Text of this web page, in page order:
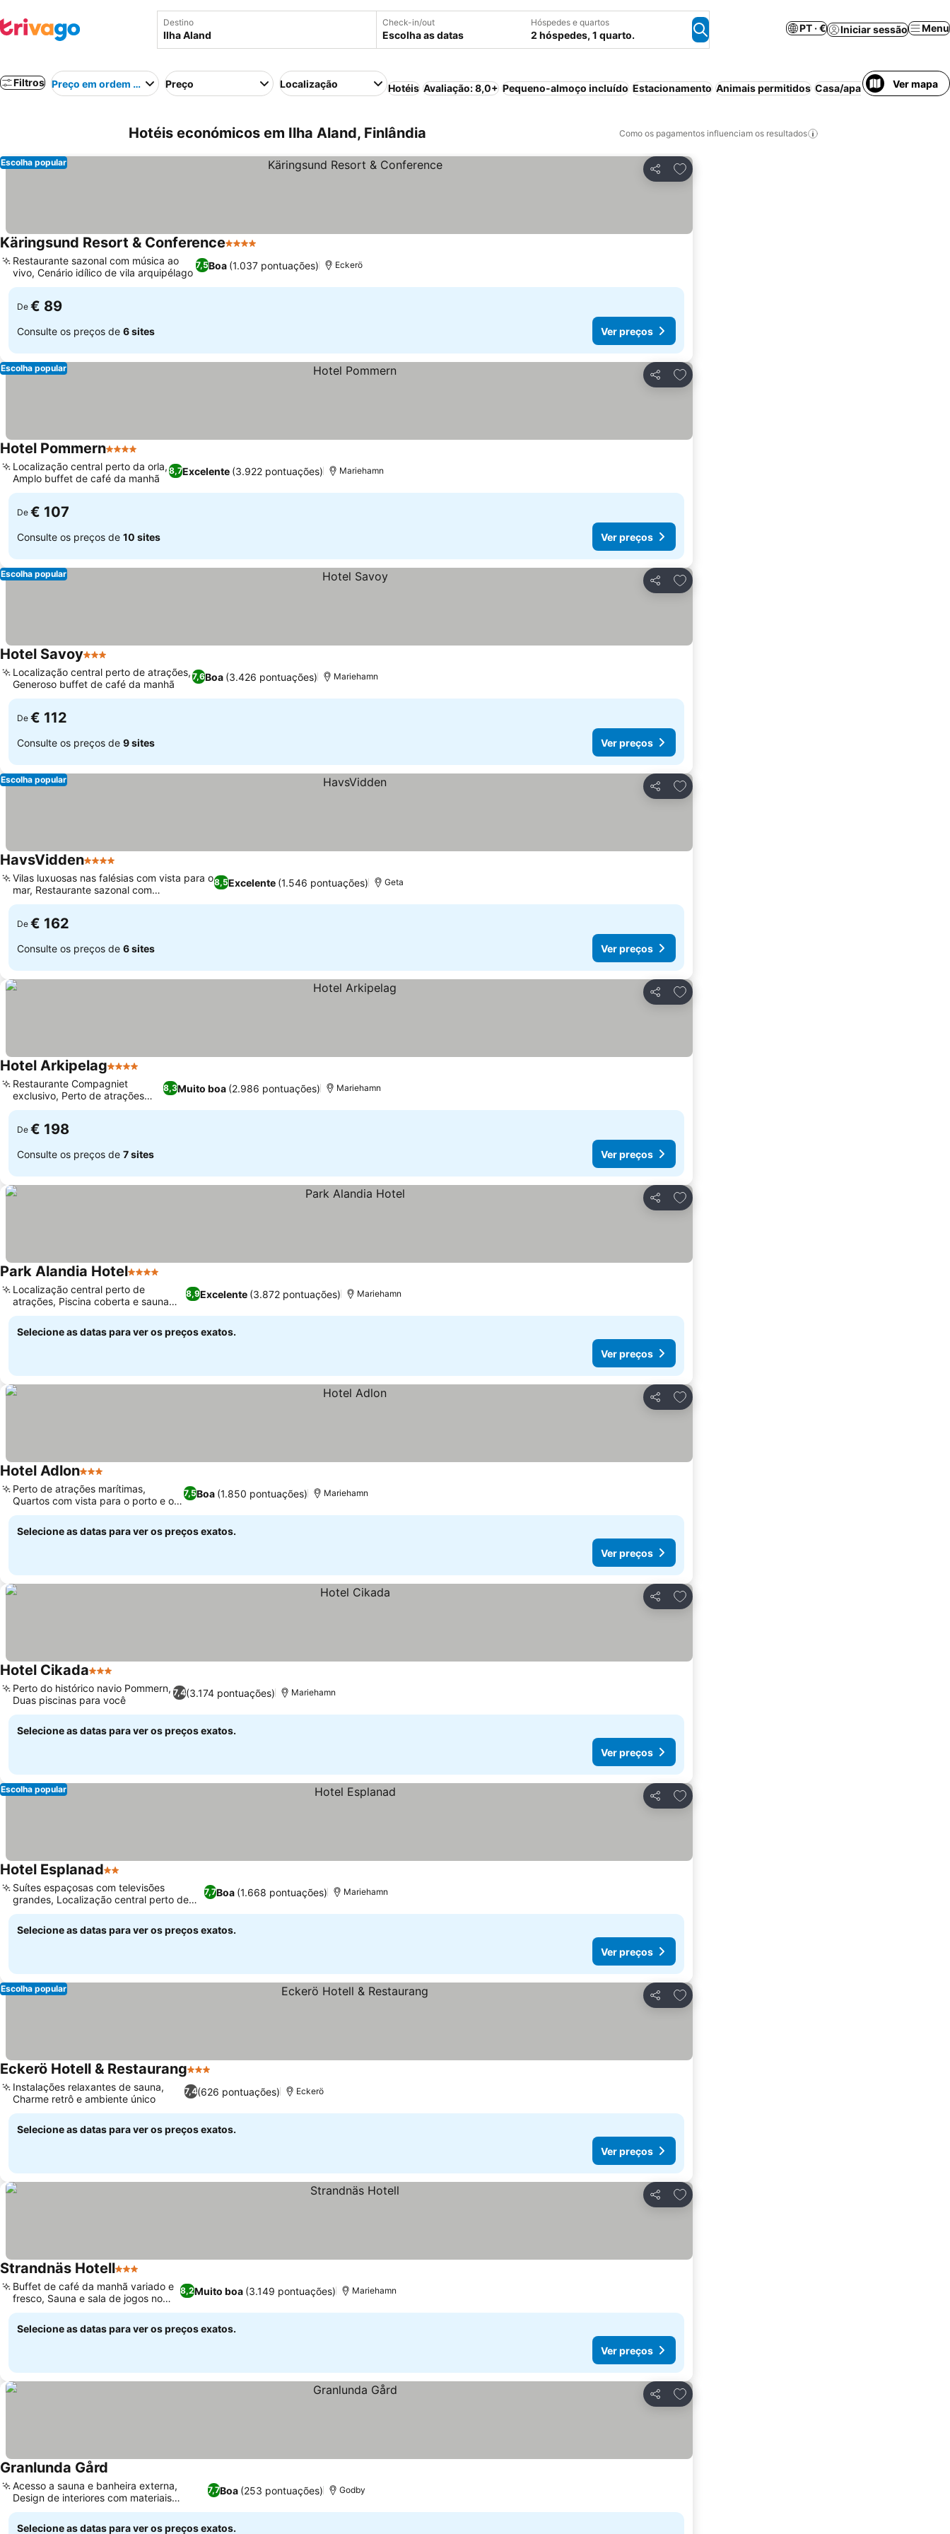
Destino Check-in/out
Escolha as datas
Hóspedes e quartos
2 hóspedes, 1 quarto.
PT · € Iniciar sessão Menu
Filtros Preço em ordem crescentePreço Localização Hotéis Avaliação: 8,0+ Pequeno-almoço incluído Estacionamento Animais permitidos Casa/apartamento inteiro
Ver mapa
Hotéis económicos em Ilha Aland, Finlândia Como os pagamentos influenciam os resultados
Partilhar
Adicionar aos favoritos
Escolha popular
Käringsund Resort & Conference4 Estrelas
7,5Boa (1.037 pontuações)
Restaurante sazonal com música ao
vivo, Cenário idílico de vila arquipélago
Eckerö
De € 89
Consulte os preços de 6 sites Ver preços
Partilhar
Adicionar aos favoritos
Escolha popular
Hotel Pommern4 Estrelas
8,7Excelente (3.922 pontuações)
Localização central perto da orla,
Amplo buffet de café da manhã
Mariehamn
De € 107
Consulte os preços de 10 sites Ver preços
Partilhar
Adicionar aos favoritos
Escolha popular
Hotel Savoy3 Estrelas
7,6Boa (3.426 pontuações)
Localização central perto de atrações,
Generoso buffet de café da manhã
Mariehamn
De € 112
Consulte os preços de 9 sites Ver preços
Partilhar
Adicionar aos favoritos
Escolha popular
HavsVidden4 Estrelas
8,5Excelente (1.546 pontuações)
Vilas luxuosas nas falésias com vista para o
mar, Restaurante sazonal com
especialidades locais
Geta
De € 162
Consulte os preços de 6 sites Ver preços
Partilhar
Adicionar aos favoritos
Hotel Arkipelag4 Estrelas
8,3Muito boa (2.986 pontuações)
Restaurante Compagniet
exclusivo, Perto de atrações
culturais
Mariehamn
De € 198
Consulte os preços de 7 sites Ver preços
Partilhar
Adicionar aos favoritos
Park Alandia Hotel4 Estrelas
8,9Excelente (3.872 pontuações)
Localização central perto de
atrações, Piscina coberta e sauna
convidativas
Mariehamn
Selecione as datas para ver os preços exatos.
Ver preços
Partilhar
Adicionar aos favoritos
Hotel Adlon3 Estrelas
7,5Boa (1.850 pontuações)
Perto de atrações marítimas,
Quartos com vista para o porto e o
mar
Mariehamn
Selecione as datas para ver os preços exatos.
Ver preços
Partilhar
Adicionar aos favoritos
Hotel Cikada3 Estrelas
7,4(3.174 pontuações)
Perto do histórico navio Pommern,
Duas piscinas para você
Mariehamn
Selecione as datas para ver os preços exatos.
Ver preços
Partilhar
Adicionar aos favoritos
Escolha popular
Hotel Esplanad2 Estrelas
7,7Boa (1.668 pontuações)
Suítes espaçosas com televisões
grandes, Localização central perto de
atrações
Mariehamn
Selecione as datas para ver os preços exatos.
Ver preços
Partilhar
Adicionar aos favoritos
Escolha popular
Eckerö Hotell & Restaurang3 Estrelas
7,4(626 pontuações)
Instalações relaxantes de sauna,
Charme retrô e ambiente único
Eckerö
Selecione as datas para ver os preços exatos.
Ver preços
Partilhar
Adicionar aos favoritos
Strandnäs Hotell3 Estrelas
8,2Muito boa (3.149 pontuações)
Buffet de café da manhã variado e
fresco, Sauna e sala de jogos no
local
Mariehamn
Selecione as datas para ver os preços exatos.
Ver preços
Partilhar
Adicionar aos favoritos
Granlunda Gård
7,7Boa (253 pontuações)
Acesso a sauna e banheira externa,
Design de interiores com materiais
reciclados
Godby
Selecione as datas para ver os preços exatos.